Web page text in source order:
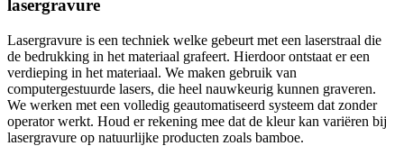
lasergravure
Lasergravure is een techniek welke gebeurt met een laserstraal die
de bedrukking in het materiaal grafeert. Hierdoor ontstaat er een
verdieping in het materiaal. We maken gebruik van
computergestuurde lasers, die heel nauwkeurig kunnen graveren.
We werken met een volledig geautomatiseerd systeem dat zonder
operator werkt. Houd er rekening mee dat de kleur kan variëren bij
lasergravure op natuurlijke producten zoals bamboe.